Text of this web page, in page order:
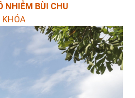
NHIỄM BÙI CHU
KHÓA